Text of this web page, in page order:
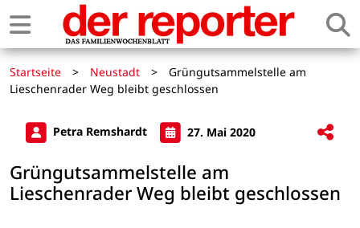
Startseite > Neustadt >
Grüngutsammelstelle am
Lieschenrader Weg bleibt geschlossen
Petra Remshardt 27. Mai 2020
Grüngutsammelstelle am
Lieschenrader Weg bleibt geschlossen